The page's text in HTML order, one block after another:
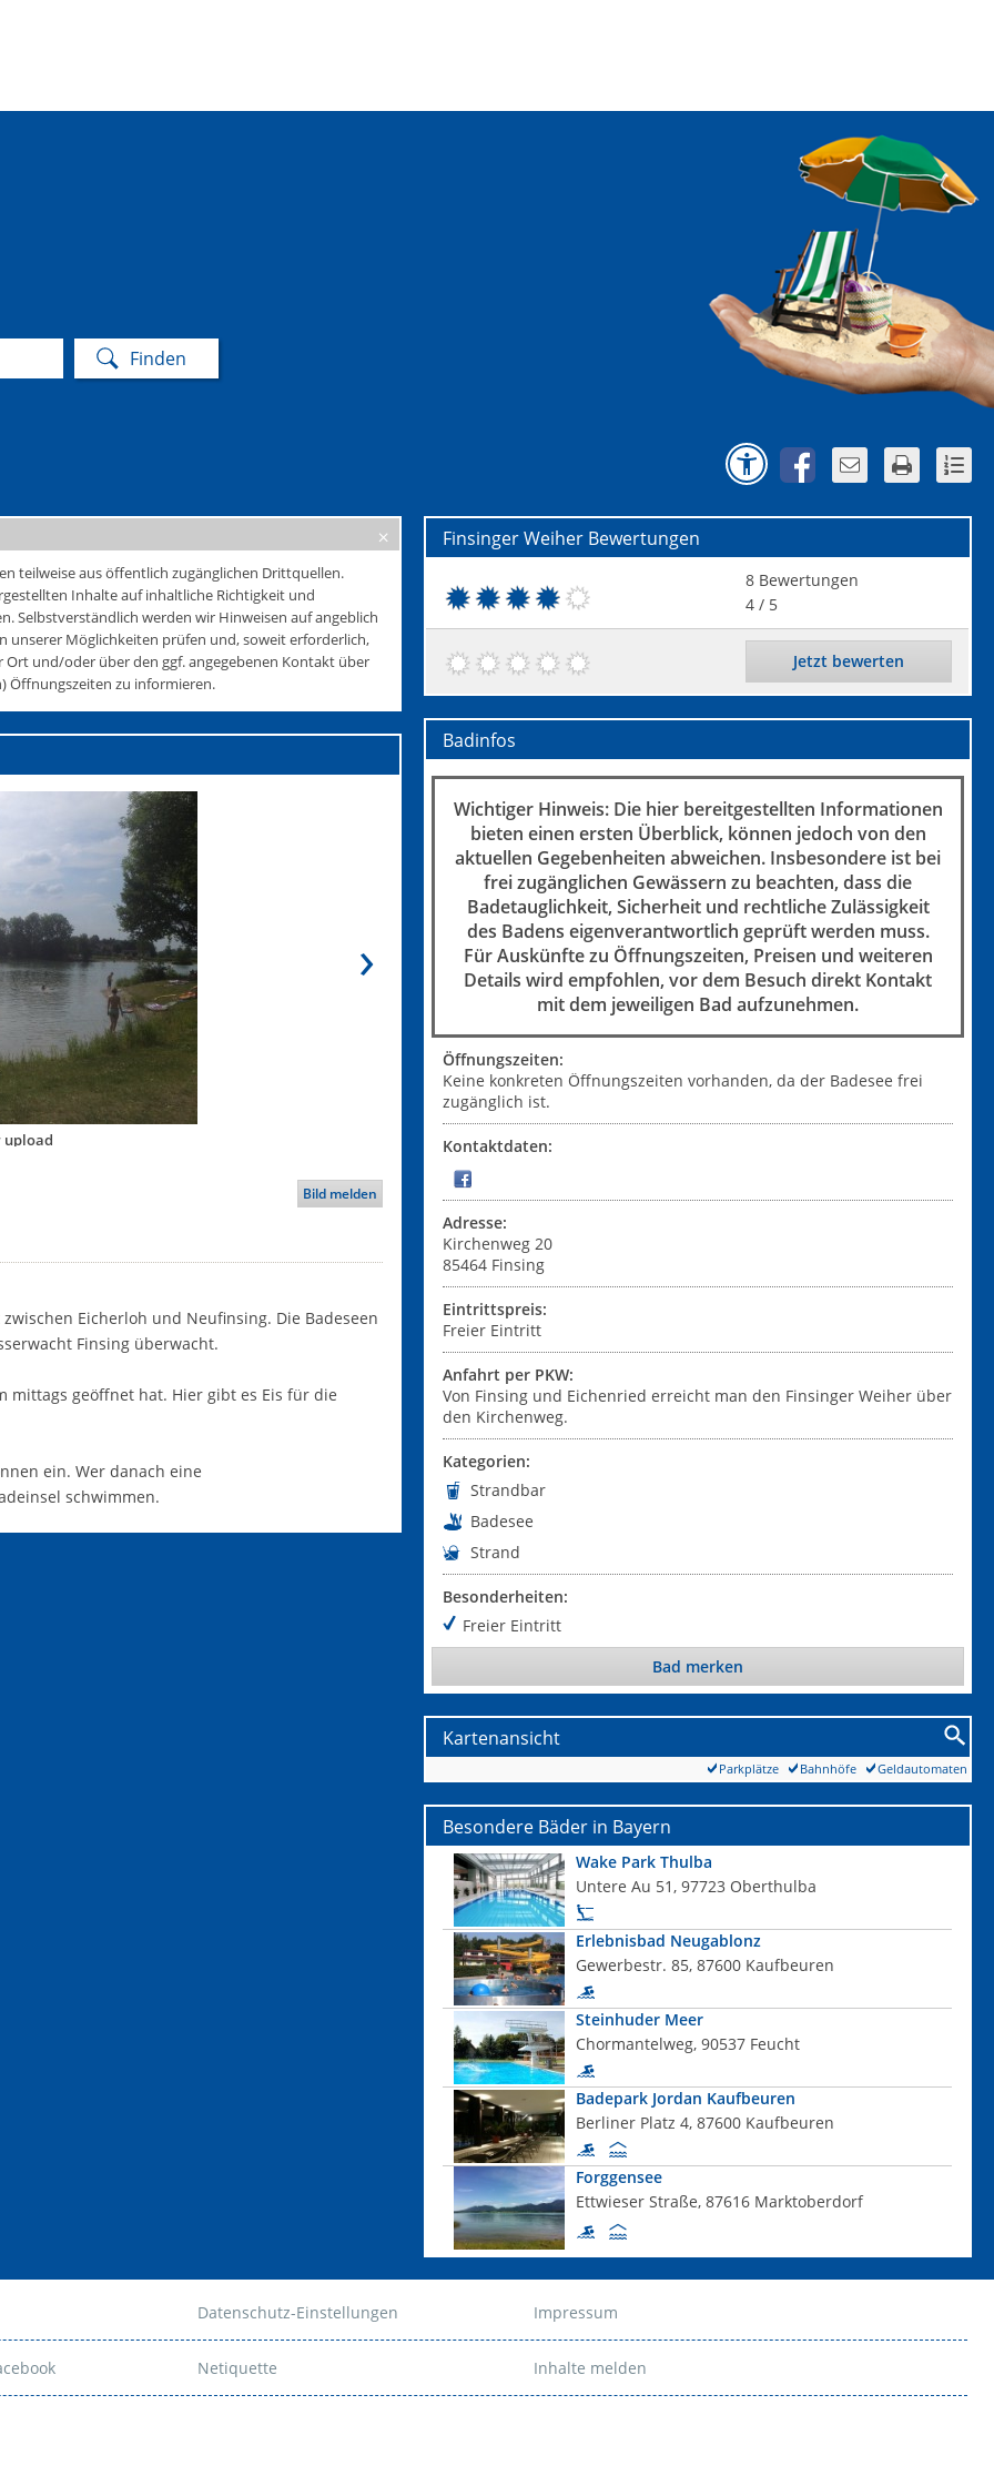
teilweise aus öffentlich zugänglichen Drittquellen.
Inhalte auf inhaltliche Richtigkeit und
Selbstverständlich werden wir Hinweisen auf angeblich
unserer Möglichkeiten prüfen und, soweit erforderlich,
und/oder über den ggf. angegebenen Kontakt über
Öffnungszeiten zu informieren.
upload
Bild melden
Eicherloh und Neufinsing. Die Badeseen
Finsing überwacht.
mittags geöffnet hat. Hier gibt es Eis für die
ein. Wer danach eine
schwimmen.
Finsinger Weiher Bewertungen
8 Bewertungen
4 / 5
Jetzt bewerten
Badinfos
Wichtiger Hinweis: Die hier bereitgestellten Informationen
bieten einen ersten Überblick, können jedoch von den
aktuellen Gegebenheiten abweichen. Insbesondere ist bei
frei zugänglichen Gewässern zu beachten, dass die
Badetauglichkeit, Sicherheit und rechtliche Zulässigkeit
des Badens eigenverantwortlich geprüft werden muss.
Für Auskünfte zu Öffnungszeiten, Preisen und weiteren
Details wird empfohlen, vor dem Besuch direkt Kontakt
mit dem jeweiligen Bad aufzunehmen.
Öffnungszeiten:
Keine konkreten Öffnungszeiten vorhanden, da der Badesee frei
zugänglich ist.
Kontaktdaten:
Adresse:
Kirchenweg 20
85464 Finsing
Eintrittspreis:
Freier Eintritt
Anfahrt per PKW:
Von Finsing und Eichenried erreicht man den Finsinger Weiher über
den Kirchenweg.
Kategorien:
Strandbar
Badesee
Strand
Besonderheiten:
Freier Eintritt
Bad merken
Kartenansicht
Geldautomaten
Bahnhöfe
Parkplätze
Besondere Bäder in Bayern
Wake Park Thulba
Untere Au 51, 97723 Oberthulba
Erlebnisbad Neugablonz
Gewerbestr. 85, 87600 Kaufbeuren
Steinhuder Meer
Chormantelweg, 90537 Feucht
Badepark Jordan Kaufbeuren
Berliner Platz 4, 87600 Kaufbeuren
Forggensee
Ettwieser Straße, 87616 Marktoberdorf
Datenschutz-Einstellungen Impressum
Netiquette Inhalte melden